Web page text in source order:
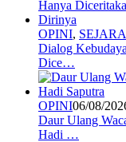
OPINI,
Dialog
Dice…
OPINI06/08/
Daur Ulang
Hadi …